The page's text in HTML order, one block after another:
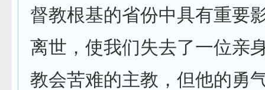
督教根基的省份中具有重要
离世，使我们失去了一位亲
教会苦难的主教，但他的勇